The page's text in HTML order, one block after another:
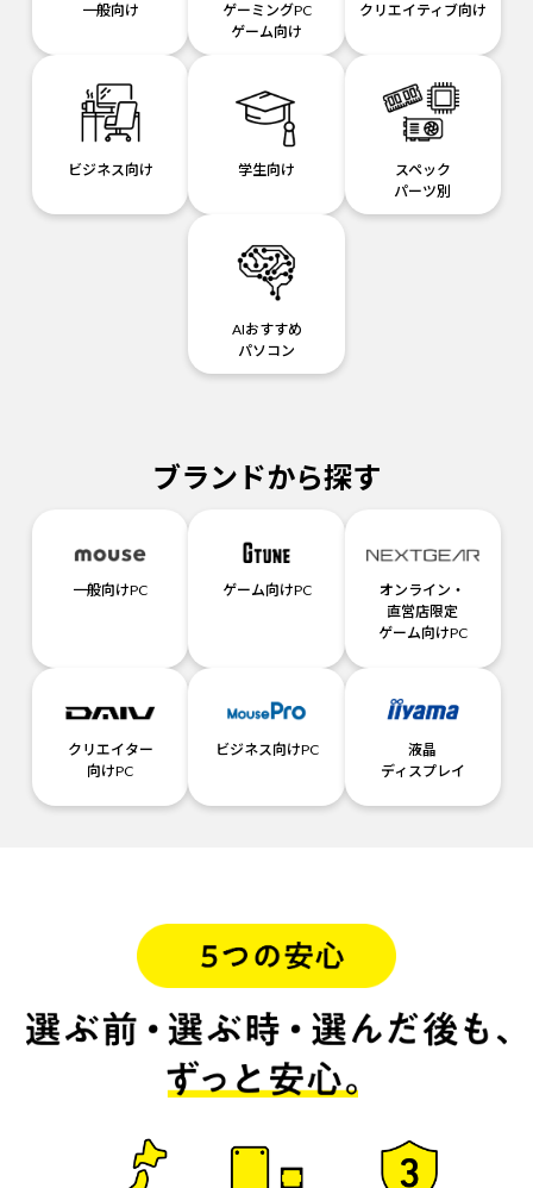
一般向け
ゲーミングPC
ゲーム向け
クリエイティブ向け
ビジネス向け 学生向け
スペック
パーツ別
AIおすすめ
パソコン
ブランドから探す
一般向けPC ゲーム向けPC
オンライン・
直営店限定
ゲーム向けPC
クリエイター
向けPC
ビジネス向けPC
液晶
ディスプレイ